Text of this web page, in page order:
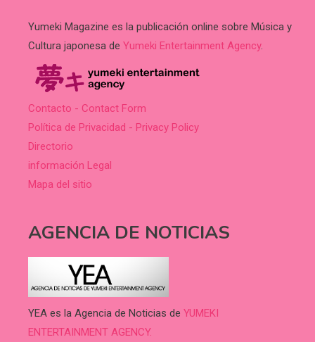
Yumeki Magazine es la publicación online sobre Música y
Cultura japonesa de Yumeki Entertainment Agency.
Contacto - Contact Form
Política de Privacidad - Privacy Policy
Directorio
información Legal
Mapa del sitio
AGENCIA DE NOTICIAS
YEA es la Agencia de Noticias de YUMEKI
ENTERTAINMENT AGENCY.